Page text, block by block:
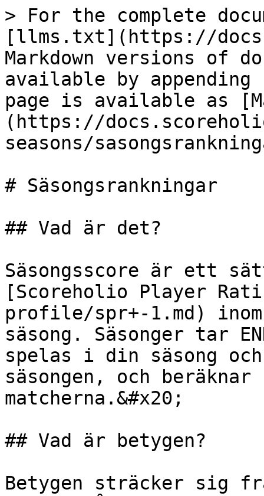
> For the complete
[llms.txt](https://
Markdown versions of
available by
page is available as
(https://
seasons/
# Säsongsrankningar
## Vad är det?
Säsongsscore är ett
[Scoreholio Player
profile/spr+-1.md)
säsong. Säsonger tar
spelas i din säsong
säsongen, och
matcherna.&#x20;
## Vad är betygen?
Betygen sträcker sig